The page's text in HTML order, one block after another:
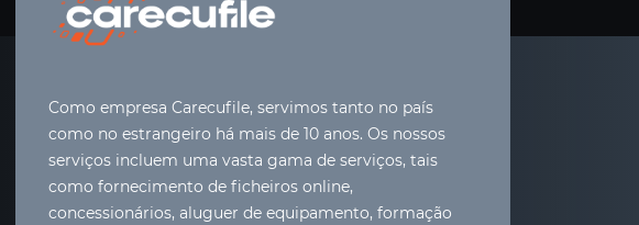
Como empresa Carecufile, servimos tanto no país
como no estrangeiro há mais de 10 anos. Os nossos
serviços incluem uma vasta gama de serviços, tais
como fornecimento de ficheiros online,
concessionários, aluguer de equipamento, formação